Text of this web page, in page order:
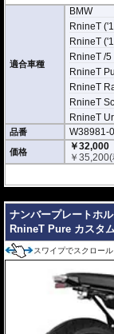
などで加工の必要可否
ナンバープレートの取
なることはありません。
国土交通省自動車局自
適合車種
BMW
RnineT
RnineT
RnineT /5
RnineT
RnineT
RnineT
RnineT
品番 W38981-
価格
￥32,000
￥35,200
ナンバープレートホ
RnineT Pure カスタ
スワイプでスクロー